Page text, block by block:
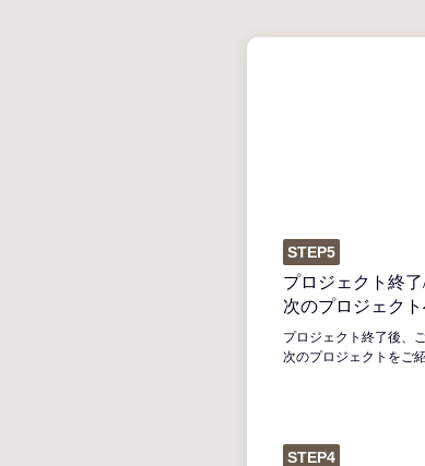
STEP4
STEP5
プロジェクト終
次のプロジェク
プロジェクト終了後、
次のプロジェクトをご